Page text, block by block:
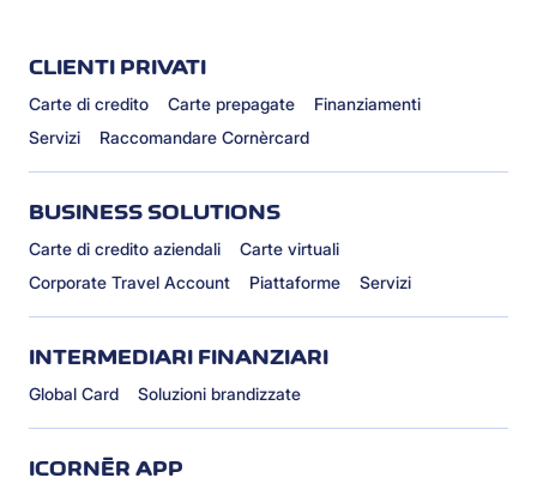
CLIENTI PRIVATI
Carte di credito Carte prepagate
Finanziamenti
Servizi
Raccomandare Cornèrcard
BUSINESS SOLUTIONS
Carte di credito aziendali
Carte virtuali
Corporate Travel Account
Piattaforme Servizi
INTERMEDIARI FINANZIARI
Global Card Soluzioni brandizzate
ICORNÈR APP